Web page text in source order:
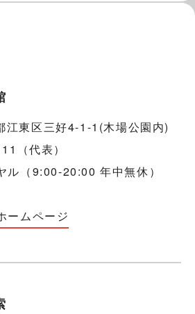
東区三好4-1-1(木場公園内)
（代表）
ル（9:00-20:00 年中無休）
ームページ